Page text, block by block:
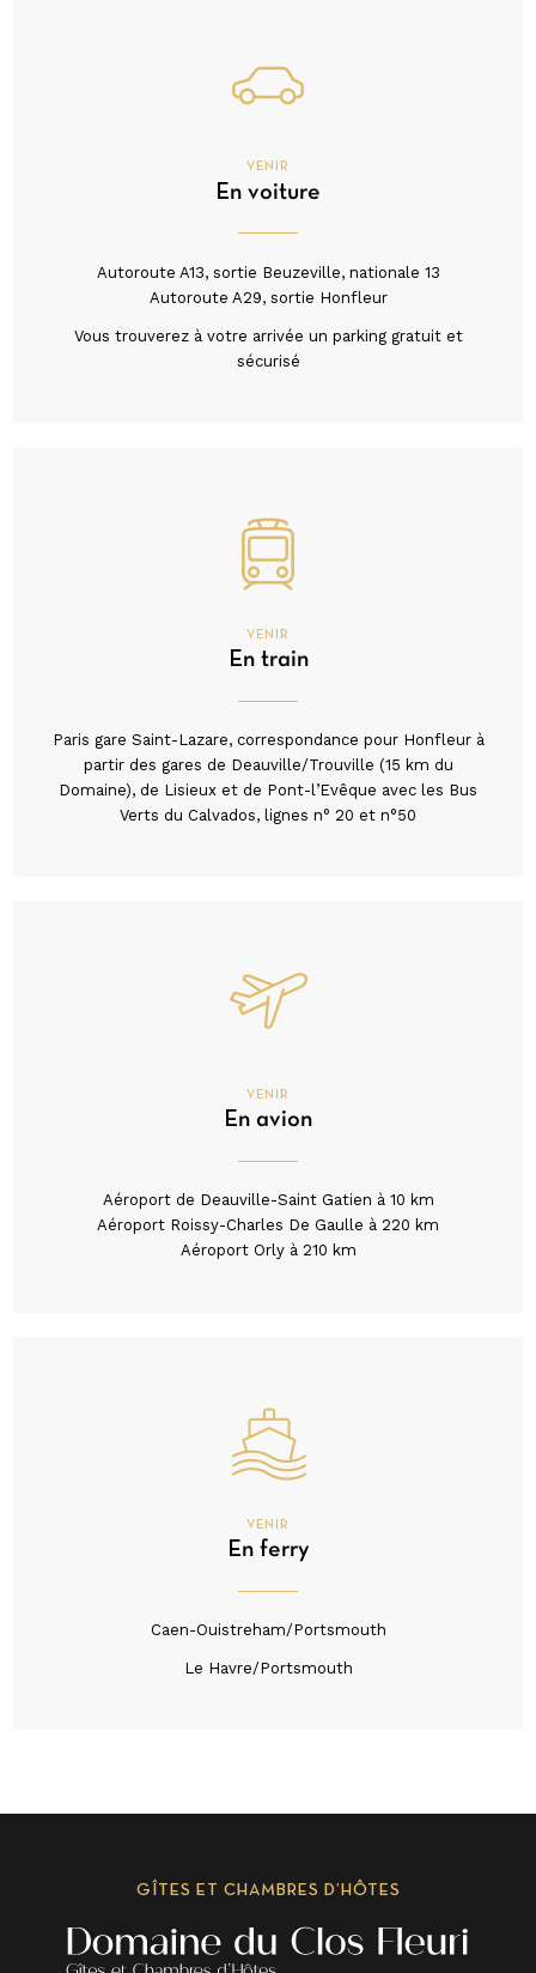
VENIR
En voiture
Autoroute A13, sortie Beuzeville, nationale 13
Autoroute A29, sortie Honfleur
Vous trouverez à votre arrivée un parking gratuit et
sécurisé
VENIR
En train
Paris gare Saint-Lazare, correspondance pour Honfleur à
partir des gares de Deauville/Trouville (15 km du
Domaine), de Lisieux et de Pont-l’Evêque avec les Bus
Verts du Calvados, lignes n° 20 et n°50
VENIR
En avion
Aéroport de Deauville-Saint Gatien à 10 km
Aéroport Roissy-Charles De Gaulle à 220 km
Aéroport Orly à 210 km
VENIR
En ferry
Caen-Ouistreham/Portsmouth
Le Havre/Portsmouth
GÎTES ET CHAMBRES D’HÔTES